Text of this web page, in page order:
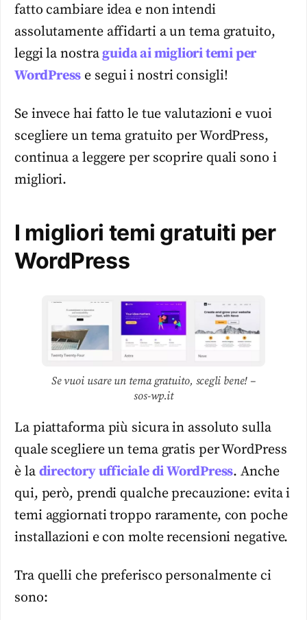
fatto cambiare idea e non intendi
assolutamente affidarti a un tema gratuito,
leggi la nostraguida ai migliori temi per
WordPress e segui i nostri consigli!
Se invece hai fatto le tue valutazioni e vuoi
scegliere un tema gratuito per WordPress,
continua a leggere per scoprire quali sono i
migliori.
I migliori temi gratuiti per
WordPress
Se vuoi usare un tema gratuito, scegli bene! –
sos-wp.it
La piattaforma più sicura in assoluto sulla
quale scegliere un tema gratis per WordPress
è la directory ufficiale di WordPress. Anche
qui, però, prendi qualche precauzione: evita i
temi aggiornati troppo raramente, con poche
installazioni e con molte recensioni negative.
Tra quelli che preferisco personalmente ci
sono: